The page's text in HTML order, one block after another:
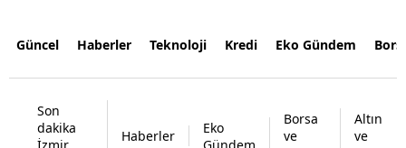
Güncel Haberler Teknoloji Kredi Eko Gündem
Son
dakika
İzmir
Haberler
Eko
Gündem
Borsa
ve
Altın
ve